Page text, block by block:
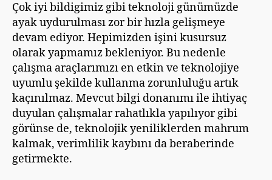
Çok iyi bildigimiz gibi teknoloji günümüzde
ayak uydurulması zor bir hızla gelişmeye
devam ediyor. Hepimizden işini kusursuz
olarak yapmamız bekleniyor. Bu nedenle
çalışma araçlarımızı en etkin ve teknolojiye
uyumlu şekilde kullanma zorunluluğu artık
kaçınılmaz. Mevcut bilgi donanımı ile ihtiyaç
duyulan çalışmalar rahatlıkla yapılıyor gibi
görünse de, teknolojik yeniliklerden mahrum
kalmak, verimlilik kaybını da beraberinde
getirmekte.